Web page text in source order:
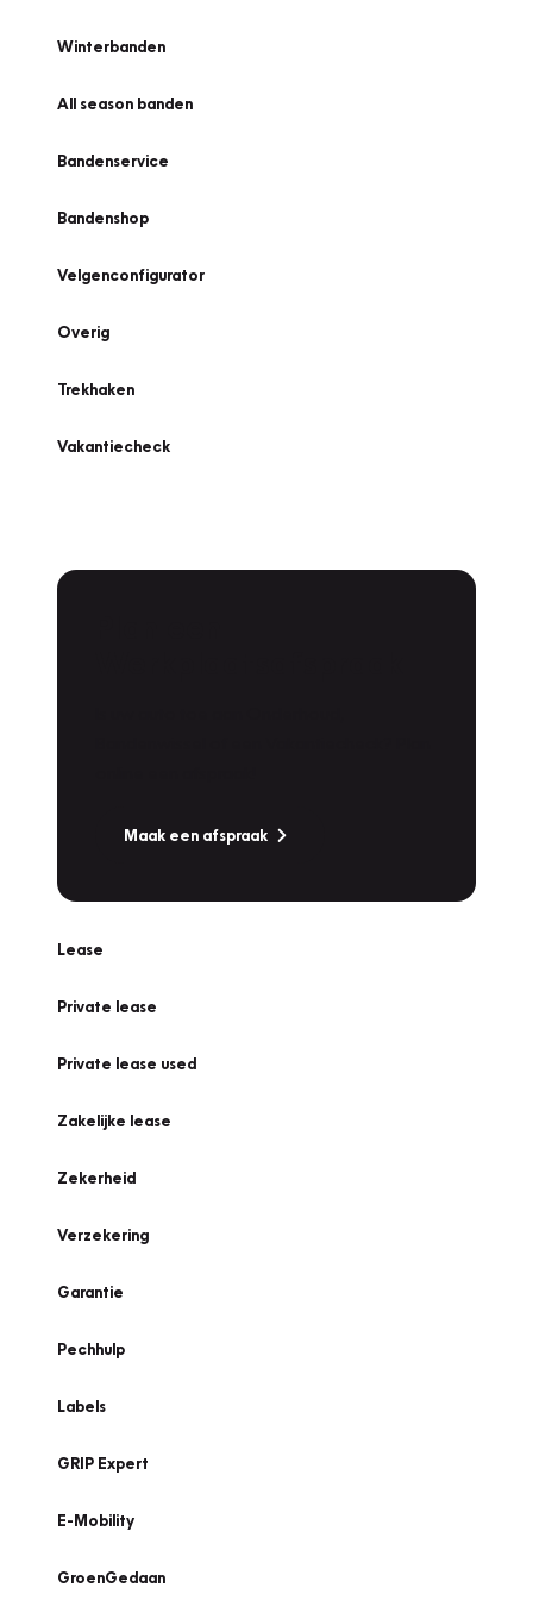
Winterbanden
All season banden
Bandenservice
Bandenshop
Velgenconfigurator
Overig
Trekhaken
Vakantiecheck
Maak een afspraak
Lease
Private lease
Private lease used
Zakelijke lease
Zekerheid
Verzekering
Garantie
Pechhulp
Labels
GRIP Expert
E-Mobility
GroenGedaan